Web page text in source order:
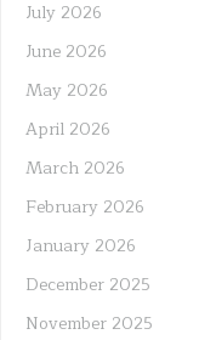
July 2026
June 2026
May 2026
April 2026
March 2026
February 2026
January 2026
December 2025
November 2025